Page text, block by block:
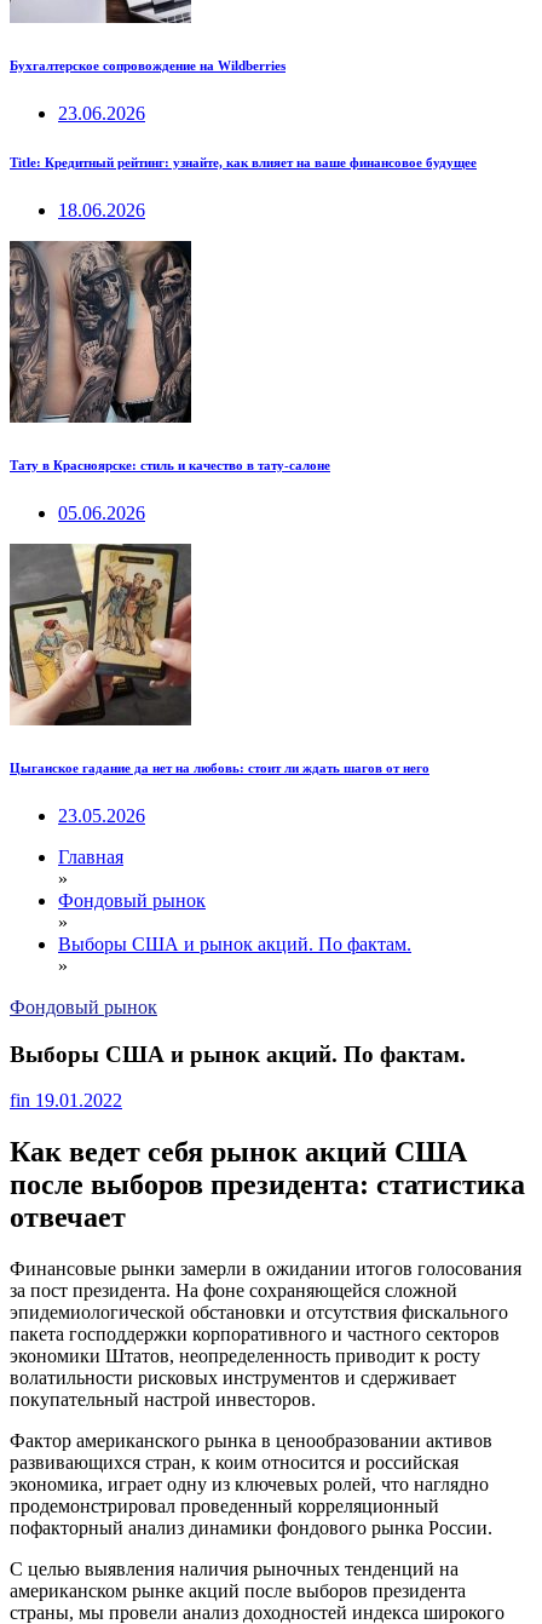
Бухгалтерское сопровождение на Wildberries
23.06.2026
Title: Кредитный рейтинг: узнайте, как влияет на ваше финансовое будущее
18.06.2026
Тату в Красноярске: стиль и качество в тату-салоне
05.06.2026
Цыганское гадание да нет на любовь: стоит ли ждать шагов от него
23.05.2026
Главная
»
Фондовый рынок
»
Выборы США и рынок акций. По фактам.
»
Фондовый рынок
Выборы США и рынок акций. По фактам.
fin 19.01.2022
Как ведет себя рынок акций США
после выборов президента: статистика
отвечает
Финансовые рынки замерли в ожидании итогов голосования
за пост президента. На фоне сохраняющейся сложной
эпидемиологической обстановки и отсутствия фискального
пакета господдержки корпоративного и частного секторов
экономики Штатов, неопределенность приводит к росту
волатильности рисковых инструментов и сдерживает
покупательный настрой инвесторов.
Фактор американского рынка в ценообразовании активов
развивающихся стран, к коим относится и российская
экономика, играет одну из ключевых ролей, что наглядно
продемонстрировал проведенный корреляционный
пофакторный анализ динамики фондового рынка России.
С целью выявления наличия рыночных тенденций на
американском рынке акций после выборов президента
страны, мы провели анализ доходностей индекса широкого